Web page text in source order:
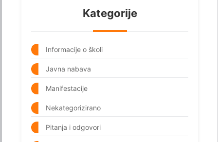
Kategorije
Informacije o školi
Javna nabava
Manifestacije
Nekategorizirano
Pitanja i odgovori